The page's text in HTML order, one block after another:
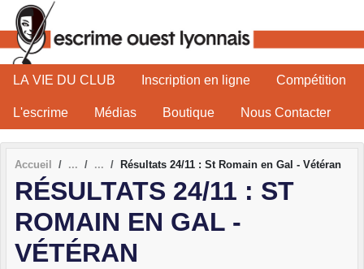
LA VIE DU CLUB Inscription en ligne Compétition
L'escrime Médias Boutique Nous Contacter
Accueil Résultats 24/11 : St Romain en Gal - Vétéran
RÉSULTATS 24/11 : ST
ROMAIN EN GAL -
VÉTÉRAN
Panneau de gestion des cookies